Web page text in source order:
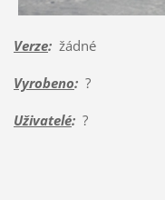
Verze:žádné
Vyrobeno:?
Uživatelé:?